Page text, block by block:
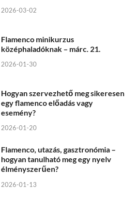
2026-03-02
Flamenco minikurzus
középhaladóknak – márc. 21.
2026-01-30
Hogyan szervezhető meg sikeresen
egy flamenco előadás vagy
esemény?
2026-01-20
Flamenco, utazás, gasztronómia –
hogyan tanulható meg egy nyelv
élményszerűen?
2026-01-13